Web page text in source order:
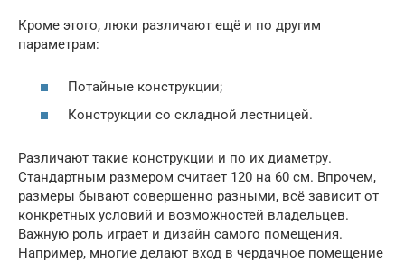
Кроме этого, люки различают ещё и по другим
параметрам:
Потайные конструкции;
Конструкции со складной лестницей.
Различают такие конструкции и по их диаметру.
Стандартным размером считает 120 на 60 см. Впрочем,
размеры бывают совершенно разными, всё зависит от
конкретных условий и возможностей владельцев.
Важную роль играет и дизайн самого помещения.
Например, многие делают вход в чердачное помещение